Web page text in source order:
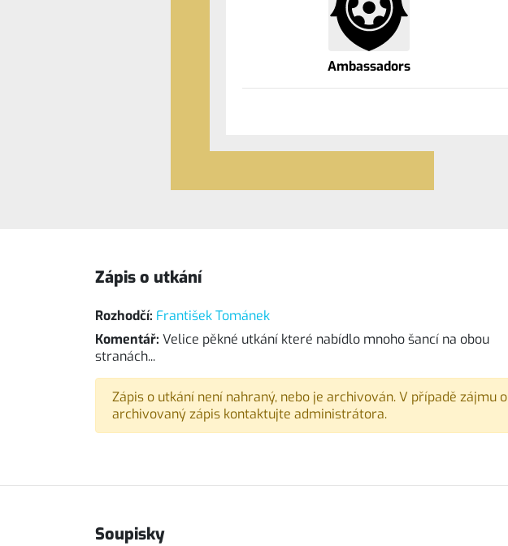
Ambassadors
Zápis o utkání
Rozhodčí: František Tománek
Komentář: Velice pěkné utkání které nabídlo mnoho šancí na obou
stranách...
Zápis o utkání není nahraný, nebo je archivován. V případě zájmu o
archivovaný zápis kontaktujte administrátora.
Soupisky